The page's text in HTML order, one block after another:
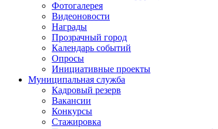
Фотогалерея
Видеоновости
Награды
Прозрачный город
Календарь событий
Опросы
Инициативные проекты
Муниципальная служба
Кадровый резерв
Вакансии
Конкурсы
Стажировка